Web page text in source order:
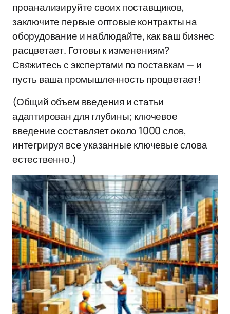
проанализируйте своих поставщиков,
заключите первые оптовые контракты на
оборудование и наблюдайте, как ваш бизнес
расцветает. Готовы к изменениям?
Свяжитесь с экспертами по поставкам — и
пусть ваша промышленность процветает!
(Общий объем введения и статьи
адаптирован для глубины; ключевое
введение составляет около 1000 слов,
интегрируя все указанные ключевые слова
естественно.)